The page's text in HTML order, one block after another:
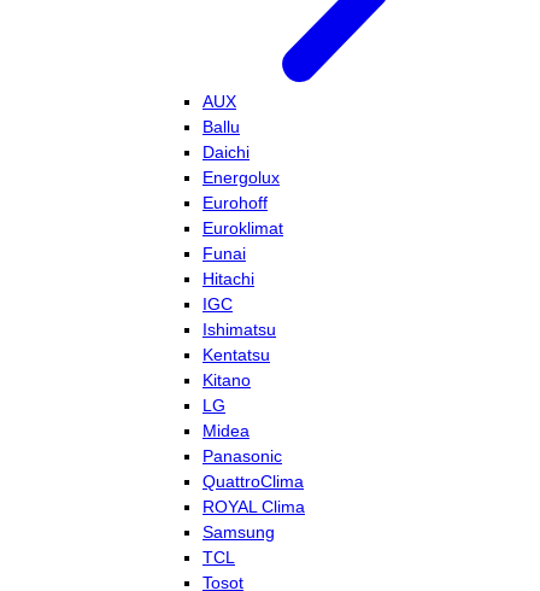
AUX
Ballu
Daichi
Energolux
Eurohoff
Euroklimat
Funai
Hitachi
IGC
Ishimatsu
Kentatsu
Kitano
LG
Midea
Panasonic
QuattroClima
ROYAL Clima
Samsung
TCL
Tosot